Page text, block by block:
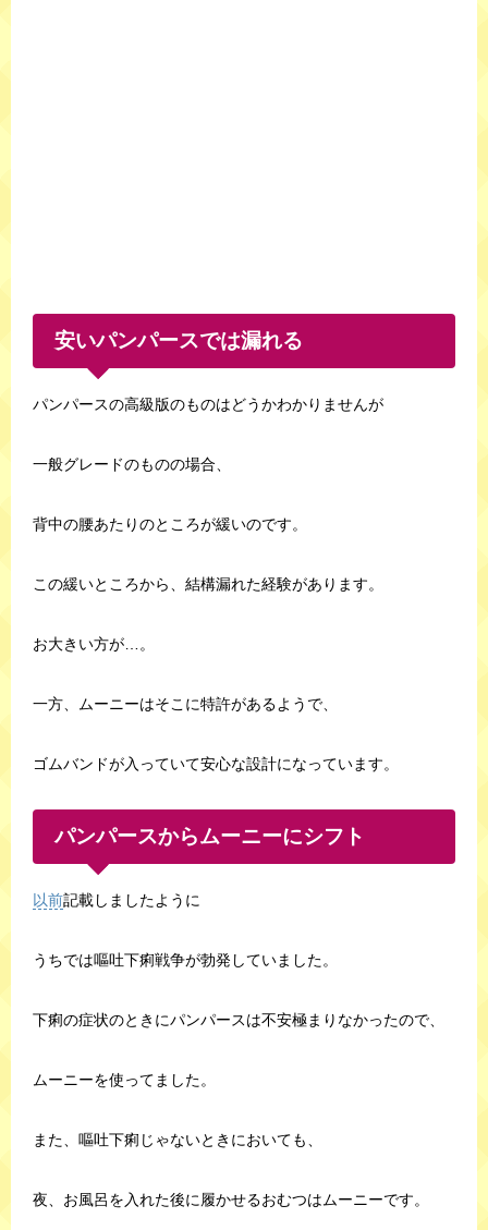
安いパンパースでは漏れる
パンパースの高級版のものはどうかわかりませんが
一般グレードのものの場合、
背中の腰あたりのところが緩いのです。
この緩いところから、結構漏れた経験があります。
お大きい方が…。
一方、ムーニーはそこに特許があるようで、
ゴムバンドが入っていて安心な設計になっています。
パンパースからムーニーにシフト
以前記載しましたように
うちでは嘔吐下痢戦争が勃発していました。
下痢の症状のときにパンパースは不安極まりなかったので、
ムーニーを使ってました。
また、嘔吐下痢じゃないときにおいても、
夜、お風呂を入れた後に履かせるおむつはムーニーです。